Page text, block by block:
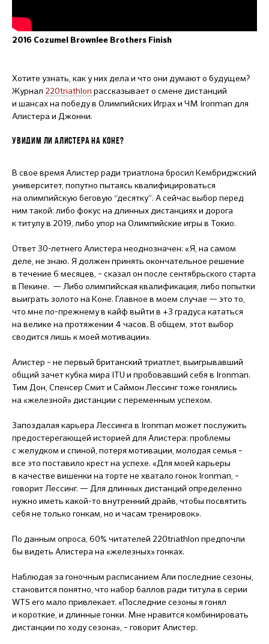
2016 Cozumel Brownlee Brothers Finish
Хотите узнать, как у них дела и что они думают о будущем?
Журнал 220triathlon рассказывает о смене дистанций
и шансах на победу в Олимпийских Играх и ЧМ Ironman для
Алистера и Джонни.
УВИДИМ ЛИ АЛИСТЕРА НА КОНЕ?
В свое время Алистер ради триатлона бросил Кембриджский
университет, попутно пытаясь квалифицироваться
на олимпийскую беговую “десятку”. А сейчас выбор перед
ним такой: либо фокус на длинных дистанциях и дорога
к титулу в 2019, либо упор на Олимпийские игры в Токио.
Ответ 30-летнего Алистера неоднозначен: «Я, на самом
деле, не знаю. Я должен принять окончательное решение
в течение 6 месяцев, – сказал он после сентябрьского старта
в Пекине. — Либо олимпийская квалификация, либо попытки
выиграть золото на Коне. Главное в моем случае — это то,
что мне по-прежнему в кайф выйти в +3 градуса кататься
на велике на протяжении 4 часов. В общем, этот выбор
сводится лишь к моей мотивации».
Алистер – не первый британский триатлет, выигрывавший
общий зачет кубка мира ITU и пробовавший себя в Ironman.
Тим Дон, Спенсер Смит и Саймон Лессинг тоже гонялись
на «железной» дистанции с переменным успехом.
Запоздалая карьера Лессинга в Ironman может послужить
предостерегающей историей для Алистера: проблемы
с желудком и спиной, потеря мотивации, молодая семья –
все это поставило крест на успехе. «Для моей карьеры
в качестве вишенки на торте не хватало гонок Ironman, –
говорит Лессинг. — Для длинных дистанций определенно
нужно иметь какой-то внутренний драйв, чтобы посвятить
себя не только гонкам, но и часам тренировок».
По данным опроса, 60% читателей 220triathlon предпочли
бы видеть Алистера на «железных» гонках.
Наблюдая за гоночным расписанием Али последние сезоны,
становится понятно, что набор баллов ради титула в серии
WTS его мало привлекает. «Последние сезоны я гонял
и короткие, и длинные гонки. Мне нравится комбинировать
дистанции по ходу сезона», – говорит Алистер.